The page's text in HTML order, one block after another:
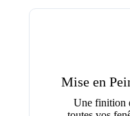
Mise en
Une finition